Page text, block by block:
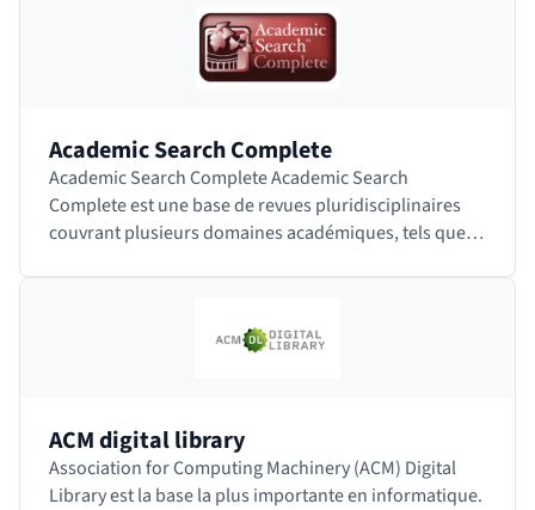
Academic Search Complete
Academic Search Complete Academic Search
Complete est une base de revues pluridisciplinaires
couvrant plusieurs domaines académiques, tels que
ACM digital library
Association for Computing Machinery (ACM) Digital
Library est la base la plus importante en informatique.